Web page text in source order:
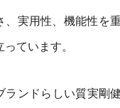
、実用性、機能性を
ています。
ランドらしい質実剛